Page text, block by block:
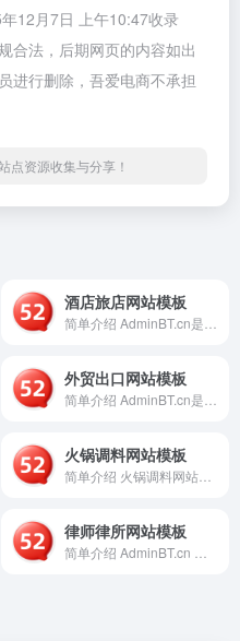
12月7日 上午10:47收录
合法，后期网页的内容如出
进行删除，吾爱电商不承担
点资源收集与分享！
酒店旅店网站模板
外贸出口网站模板
火锅调料网站模板
律师律所网站模板